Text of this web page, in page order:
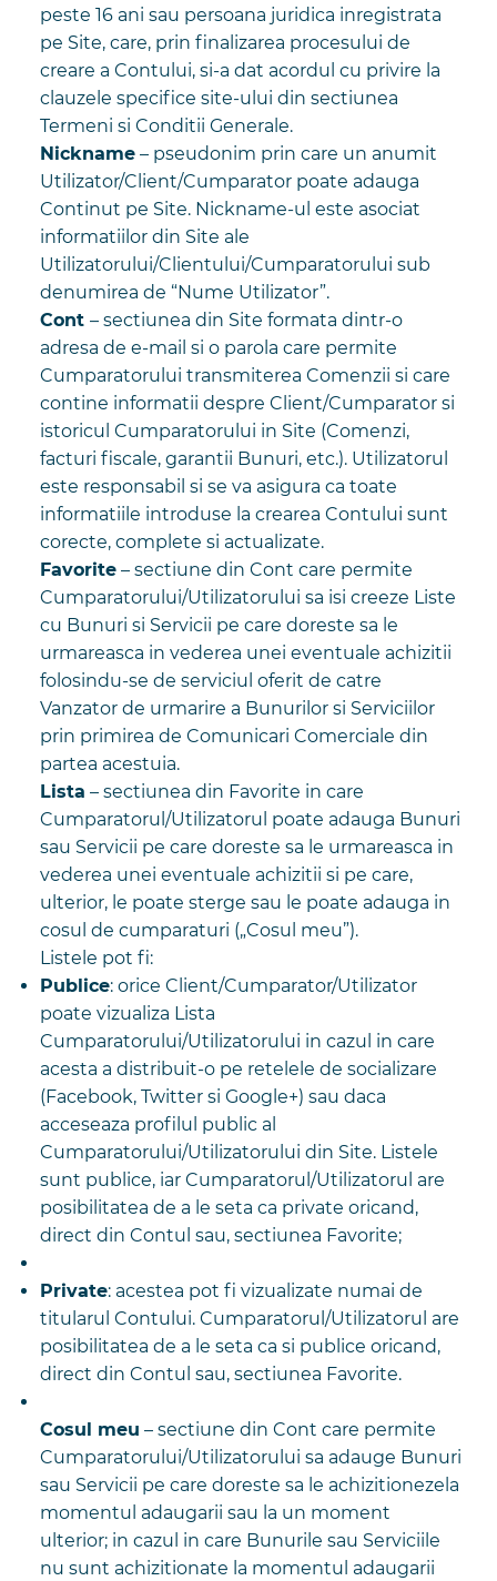
peste 16 ani sau persoana juridica inregistrata
pe Site, care, prin finalizarea procesului de
creare a Contului, si-a dat acordul cu privire la
clauzele specifice site-ului din sectiunea
Termeni si Conditii Generale.
Nickname– pseudonim prin care un anumit
Utilizator/Client/Cumparator poate adauga
Continut pe Site. Nickname-ul este asociat
informatiilor din Site ale
Utilizatorului/Clientului/Cumparatorului sub
denumirea de “Nume Utilizator”.
Cont – sectiunea din Site formata dintr-o
adresa de e-mail si o parola care permite
Cumparatorului transmiterea Comenzii si care
contine informatii despre Client/Cumparator si
istoricul Cumparatorului in Site (Comenzi,
facturi fiscale, garantii Bunuri, etc.). Utilizatorul
este responsabil si se va asigura ca toate
informatiile introduse la crearea Contului sunt
corecte, complete si actualizate.
Favorite– sectiune din Cont care permite
Cumparatorului/Utilizatorului sa isi creeze Liste
cu Bunuri si Servicii pe care doreste sa le
urmareasca in vederea unei eventuale achizitii
folosindu-se de serviciul oferit de catre
Vanzator de urmarire a Bunurilor si Serviciilor
prin primirea de Comunicari Comerciale din
partea acestuia.
Lista – sectiunea din Favorite in care
Cumparatorul/Utilizatorul poate adauga Bunuri
sau Servicii pe care doreste sa le urmareasca in
vederea unei eventuale achizitii si pe care,
ulterior, le poate sterge sau le poate adauga in
cosul de cumparaturi („Cosul meu”).
Listele pot fi:
Publice: orice Client/Cumparator/Utilizator
poate vizualiza Lista
Cumparatorului/Utilizatorului in cazul in care
acesta a distribuit-o pe retelele de socializare
(Facebook, Twitter si Google+) sau daca
acceseaza profilul public al
Cumparatorului/Utilizatorului din Site. Listele
sunt publice, iar Cumparatorul/Utilizatorul are
posibilitatea de a le seta ca private oricand,
direct din Contul sau, sectiunea Favorite;
Private: acestea pot fi vizualizate numai de
titularul Contului. Cumparatorul/Utilizatorul are
posibilitatea de a le seta ca si publice oricand,
direct din Contul sau, sectiunea Favorite.
Cosul meu – sectiune din Cont care permite
Cumparatorului/Utilizatorului sa adauge Bunuri
sau Servicii pe care doreste sa le achizitionezela
momentul adaugarii sau la un moment
ulterior; in cazul in care Bunurile sau Serviciile
nu sunt achizitionate la momentul adaugarii